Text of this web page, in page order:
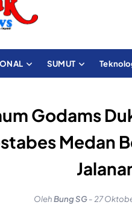
SUMUT
Godams
Medan
OlehBung SG - 27